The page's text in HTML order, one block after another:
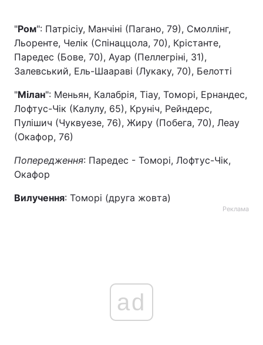
"Ром": Патрісіу, Манчіні (Пагано, 79), Смоллінг,
Льоренте, Челік (Спінаццола, 70), Крістанте,
Паредес (Бове, 70), Ауар (Пеллегріні, 31),
Залевський, Ель-Шаараві (Лукаку, 70), Белотті
"Мілан": Меньян, Калабрія, Тіау, Томорі, Ернандес,
Лофтус-Чік (Калулу, 65), Круніч, Рейндерс,
Пулішич (Чуквуезе, 76), Жиру (Побега, 70), Леау
(Окафор, 76)
Попередження: Паредес - Томорі, Лофтус-Чік,
Окафор
Вилучення: Томорі (друга жовта)
Реклама
ad